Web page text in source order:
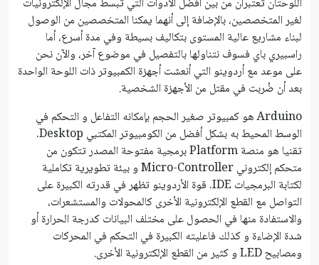
اللوحتان تعتبران من بين أفضل الأدوات التي تبسط مجال الإلكترونيات
لغير المتخصصين، بالإضافة إلى أنهما يمكنا المتخصصين من الوصول
لبناء مشاريع عالية المستوى بتكاليف بسيطة وفي مدة أسرع، أما
راسبيري باي فسوف نتناولها بالتفصيل في موضوع آخر، والآن نحن
على موعد مع أردوينو التي أنعشت أجهزة الكمبيوتر ذات اللوحة الواحدة
بعد أن ضُربت في مقتل من الأجهزة الشخصية.
Arduino هو كمبيوتر صغير الحجم بإمكانه التفاعل و التحكم في
الوسط المحيط به بشكل أفضل من الكومبيوتر المكتبي Desktop.
تقنيا هو منصة Platform برمجية مفتوحة المصدر تتكون من
متحكم إلكتروني Micro-Controller و بيئة تطويرية تكاملية
لكتابة البرمجيات IDE. قوة الأردوينو تظهر في قدرته الكبيرة على
التواصل مع القطع الإلكترونية الأخرى كالمحولات والمستشعرات،
والاستفادة منها في الحصول على مختلف البيانات كدرجة الحرارة أو
شدة الإضاءة و كذلك فاعليته الكبيرة في التحكم في المحركات
ومصابيح LED و كثير من القطع الإلكترونية الأخرى.